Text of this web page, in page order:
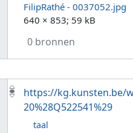
FilipRathé - 0037052.jpg
640 × 853; 59 kB
0 bronnen
https://kg.kunsten.be/
20%28Q522541%29
taal